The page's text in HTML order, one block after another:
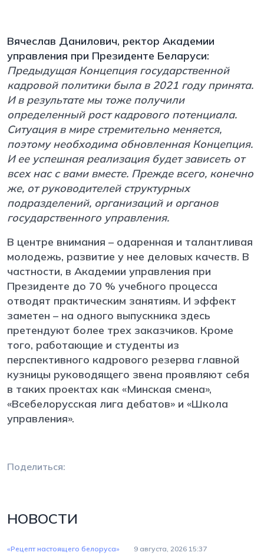
Вячеслав Данилович, ректор Академии
управления при Президенте Беларуси:
Предыдущая Концепция государственной
кадровой политики была в 2021 году принята.
И в результате мы тоже получили
определенный рост кадрового потенциала.
Ситуация в мире стремительно меняется,
поэтому необходима обновленная Концепция.
И ее успешная реализация будет зависеть от
всех нас с вами вместе. Прежде всего, конечно
же, от руководителей структурных
подразделений, организаций и органов
государственного управления.
В центре внимания – одаренная и талантливая
молодежь, развитие у нее деловых качеств. В
частности, в Академии управления при
Президенте до 70 % учебного процесса
отводят практическим занятиям. И эффект
заметен – на одного выпускника здесь
претендуют более трех заказчиков. Кроме
того, работающие и студенты из
перспективного кадрового резерва главной
кузницы руководящего звена проявляют себя
в таких проектах как «Минская смена»,
«Всебелорусская лига дебатов» и «Школа
управления».
Поделиться:
НОВОСТИ
«Рецепт настоящего белоруса» 9 августа, 2026 15:37